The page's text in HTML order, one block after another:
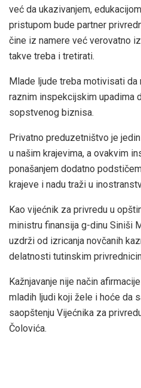
već da ukazivanjem,
pristupom bude partner
čine iz namere već verovatno
takve treba i tretirati.
Mlade ljude treba motivisati da
raznim inspekcijskim upadima
sopstvenog biznisa.
Privatno preduzetništvo je
u našim krajevima, a ovakvim
ponašanjem dodatno
krajeve i nadu traži u
Kao vijećnik za privredu u
ministru finansija g-dinu Siniši
uzdrži od izricanja novčanih
delatnosti tutinskim
Kažnjavanje nije način
mladih ljudi koji žele i hoće da
saopštenju Vijećnika za
Čolovića.